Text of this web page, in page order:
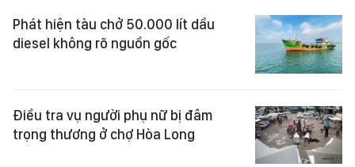
Phát hiện tàu chở 50.000 lít dầu
diesel không rõ nguồn gốc
Điều tra vụ người phụ nữ bị đâm
trọng thương ở chợ Hòa Long